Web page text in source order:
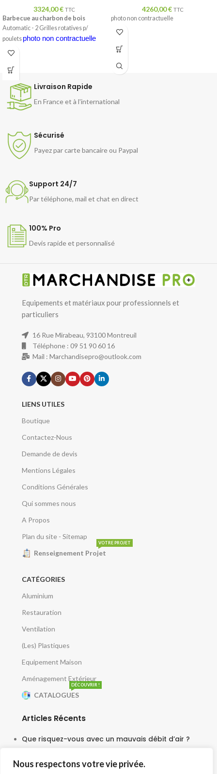
Nous respectons votre vie privée.
3324,00€ TTC
Barbecue au charbon de bois
Automatic - 2 Grilles rotatives p/
poulets photo non contractuelle
4260,00€ TTC
photo non contractuelle
Livraison Rapide
En France et à l'international
Sécurisé
Payez par carte bancaire ou Paypal
Support 24/7
Par téléphone, mail et chat en direct
100% Pro
Devis rapide et personnalisé
Equipements et matériaux pour professionnels et
particuliers
16 Rue Mirabeau, 93100 Montreuil
Téléphone : 09 51 90 60 16
Mail : Marchandisepro@outlook.com
LIENS UTILES
Boutique
Contactez-Nous
Demande de devis
Mentions Légales
Conditions Générales
Qui sommes nous
A Propos
Plan du site - Sitemap
Renseignement Projet
VOTRE PROJET
CATÉGORIES
Aluminium
Restauration
Ventilation
(Les) Plastiques
Equipement Maison
Aménagement Extérieur
CATALOGUES
DÉCOUVRIR !
Articles Récents
Que risquez-vous avec un mauvais débit d’air ?
Le moteur escargot est-il vraiment silencieux ?